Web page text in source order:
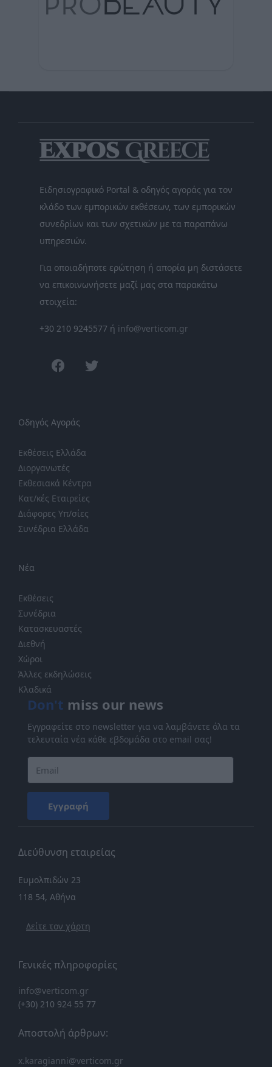
Ειδησιογραφικό Portal & οδηγός αγοράς για τον
κλάδο των εμπορικών εκθέσεων, των εμπορικών
συνεδρίων και των σχετικών με τα παραπάνω
υπηρεσιών.
Για οποιαδήποτε ερώτηση ή απορία μη διστάσετε
να επικοινωνήσετε μαζί μας στα παρακάτω
στοιχεία:
+30 210 9245577 ή info@verticom.gr
facebook
Οδηγός Αγοράς
Εκθέσεις Ελλάδα
Διοργανωτές
Εκθεσιακά Κέντρα
Κατ/κές Εταιρείες
Διάφορες Υπ/σίες
Συνέδρια Ελλάδα
Νέα
Εκθέσεις
Συνέδρια
Κατασκευαστές
Διεθνή
Χώροι
Άλλες εκδηλώσεις
Κλαδικά
Don't miss our news
Εγγραφείτε στο newsletter για να λαμβάνετε όλα τα
τελευταία νέα κάθε εβδομάδα στο email σας!
Εγγραφή
Διεύθυνση εταιρείας
Ευμολπιδών 23
118 54, Αθήνα
Δείτε τον χάρτη
Γενικές πληροφορίες
info@verticom.gr
(+30) 210 924 55 77
Αποστολή άρθρων:
x.karagianni@verticom.gr